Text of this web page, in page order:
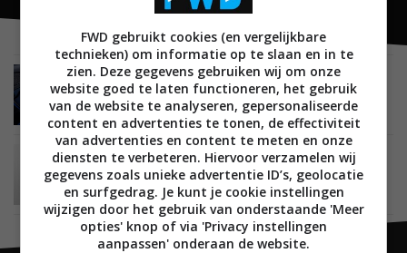
ACHTERGROND AUDIO LUIDSPREKERS 03 JULI 2021
Op bezoek bij Sonus faber en Maserati:
Italiaanse klasse onderweg
AUDIO 15 JANUARI 2014
Bowers & Wilkins lanceert 805 Maserati Edition
luidspreker
FWD gebruikt cookies (en vergelijkbare
technieken) om informatie op te slaan en in te
zien. Deze gegevens gebruiken wij om onze
website goed te laten functioneren, het gebruik
van de website te analyseren, gepersonaliseerde
content en advertenties te tonen, de effectiviteit
van advertenties en content te meten en onze
diensten te verbeteren. Hiervoor verzamelen wij
gegevens zoals unieke advertentie ID’s, geolocatie
en surfgedrag. Je kunt je cookie instellingen
wijzigen door het gebruik van onderstaande 'Meer
opties' knop of via 'Privacy instellingen
aanpassen' onderaan de website.